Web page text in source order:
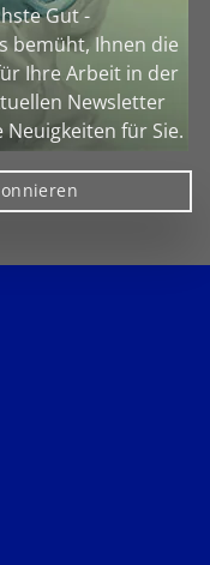
Gut -
bemüht, Ihnen die
Ihre Arbeit in der
Newsletter
für Sie.